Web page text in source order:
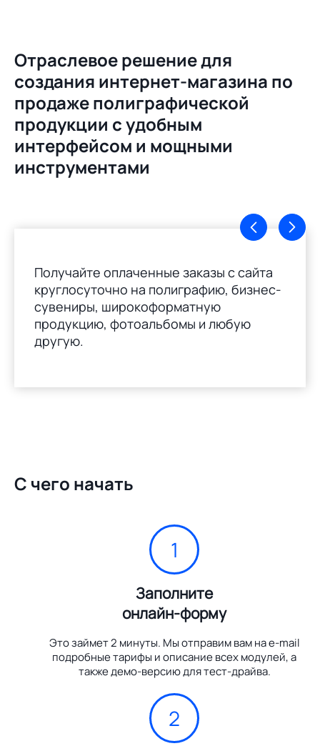
Отраслевое решение для
создания интернет-магазина по
продаже полиграфической
продукции с удобным
интерфейсом и мощными
инструментами
Получайте оплаченные заказы с сайта
круглосуточно на полиграфию, бизнес-
сувениры, широкоформатную
продукцию, фотоальбомы и любую
другую.
С чего начать
1
Заполните
онлайн-форму
Это займет 2 минуты. Мы отправим вам на e-mail
подробные тарифы и описание всех модулей, а
также демо-версию для тест-драйва.
2